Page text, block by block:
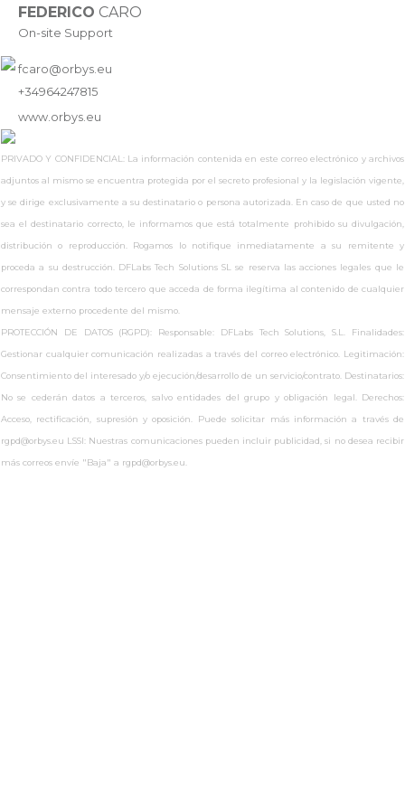
FEDERICO CARO
On-site Support
fcaro@orbys.eu
+34964247815
www.orbys.eu
PRIVADO Y CONFIDENCIAL: La información contenida en este correo electrónico y archivos
adjuntos al mismo se encuentra protegida por el secreto profesional y la legislación vigente,
y se dirige exclusivamente a su destinatario o persona autorizada. En caso de que usted no
sea el destinatario correcto, le informamos que está totalmente prohibido su divulgación,
distribución o reproducción. Rogamos lo notifique inmediatamente a su remitente y
proceda a su destrucción. DFLabs Tech Solutions SL se reserva las acciones legales que le
correspondan contra todo tercero que acceda de forma ilegítima al contenido de cualquier
mensaje externo procedente del mismo.
PROTECCIÓN DE DATOS (RGPD): Responsable: DFLabs Tech Solutions, S.L. Finalidades:
Gestionar cualquier comunicación realizadas a través del correo electrónico. Legitimación:
Consentimiento del interesado y/o ejecución/desarrollo de un servicio/contrato. Destinatarios:
No se cederán datos a terceros, salvo entidades del grupo y obligación legal. Derechos:
Acceso, rectificación, supresión y oposición. Puede solicitar más información a través de
rgpd@orbys.eu LSSI: Nuestras comunicaciones pueden incluir publicidad, si no desea recibir
más correos envíe "Baja" a rgpd@orbys.eu.